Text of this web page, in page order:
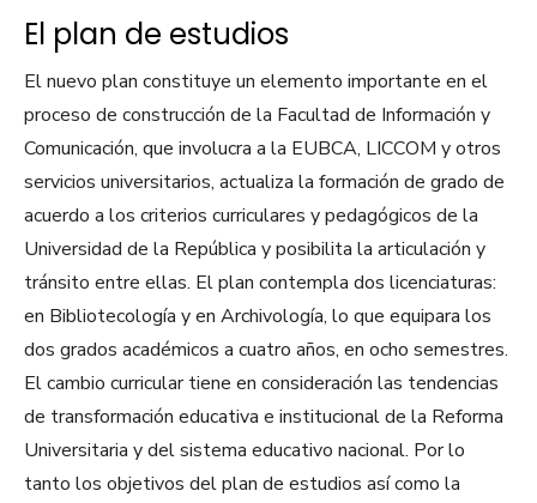
El plan de estudios
El nuevo plan constituye un elemento importante en el
proceso de construcción de la Facultad de Información y
Comunicación, que involucra a la EUBCA, LICCOM y otros
servicios universitarios, actualiza la formación de grado de
acuerdo a los criterios curriculares y pedagógicos de la
Universidad de la República y posibilita la articulación y
tránsito entre ellas. El plan contempla dos licenciaturas:
en Bibliotecología y en Archivología, lo que equipara los
dos grados académicos a cuatro años, en ocho semestres.
El cambio curricular tiene en consideración las tendencias
de transformación educativa e institucional de la Reforma
Universitaria y del sistema educativo nacional. Por lo
tanto los objetivos del plan de estudios así como la